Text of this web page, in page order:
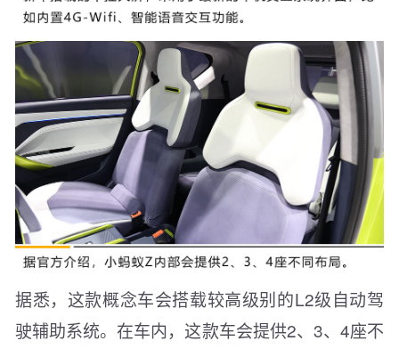
据悉，这款概念车会搭载较高级别的L2级自动驾
驶辅助系统。在车内，这款车会提供2、3、4座不